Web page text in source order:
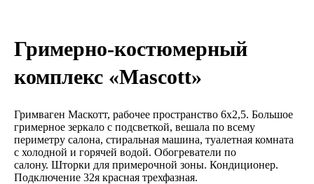
Гримерно-костюмерный
комплекс «Mascott»
Гримваген Маскотт, рабочее пространство 6х2,5. Большое
гримерное зеркало с подсветкой, вешала по всему
периметру салона, стиральная машина, туалетная комната
с холодной и горячей водой. Обогреватели по
салону. Шторки для примерочной зоны. Кондиционер.
Подключение 32я красная трехфазная.